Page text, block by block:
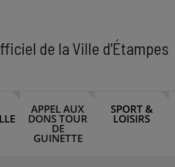
de la Ville d'Étampes
APPEL AUX
DONS TOUR
DE
GUINETTE
SPORT &
LOISIRS